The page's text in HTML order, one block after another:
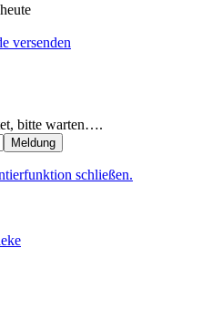
versenden
bitte warten….
schließen.